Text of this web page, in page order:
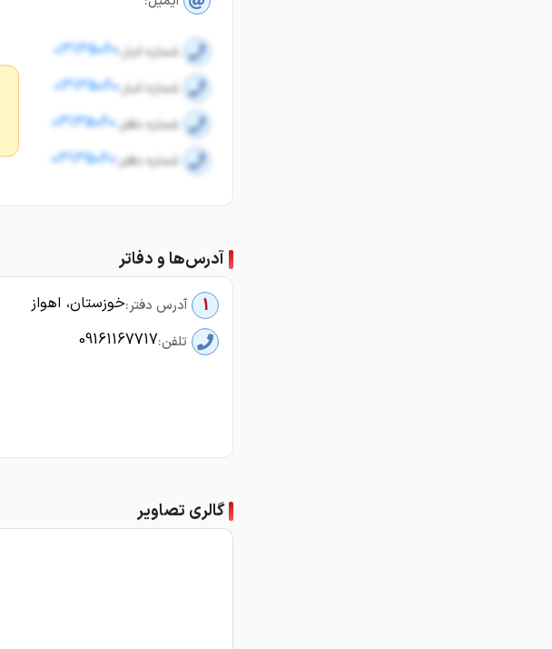
شماره انبار:03135060
شماره انبار:03135060
شماره دفتر:03135060
شماره دفتر:03135060
آدرس‌ها و دفاتر
1
آدرس دفتر:خوزستان، اهواز
تلفن:09161167717
گالری تصاویر